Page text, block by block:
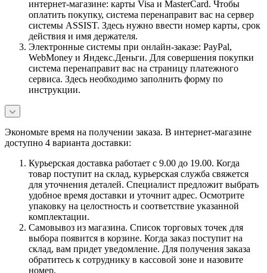
интернет-магазине: карты Visa и MasterCard. Чтобы
оплатить покупку, система перенаправит вас на сервер
системы ASSIST. Здесь нужно ввести номер карты, срок
действия и имя держателя.
Электронные системы при онлайн-заказе: PayPal,
WebMoney и Яндекс.Деньги. Для совершения покупки
система перенаправит вас на страницу платежного
сервиса. Здесь необходимо заполнить форму по
инструкции.
Экономьте время на получении заказа. В интернет-магазине
доступно 4 варианта доставки:
Курьерская доставка работает с 9.00 до 19.00. Когда
товар поступит на склад, курьерская служба свяжется
для уточнения деталей. Специалист предложит выбрать
удобное время доставки и уточнит адрес. Осмотрите
упаковку на целостность и соответствие указанной
комплектации.
Самовывоз из магазина. Список торговых точек для
выбора появится в корзине. Когда заказ поступит на
склад, вам придет уведомление. Для получения заказа
обратитесь к сотруднику в кассовой зоне и назовите
номер.